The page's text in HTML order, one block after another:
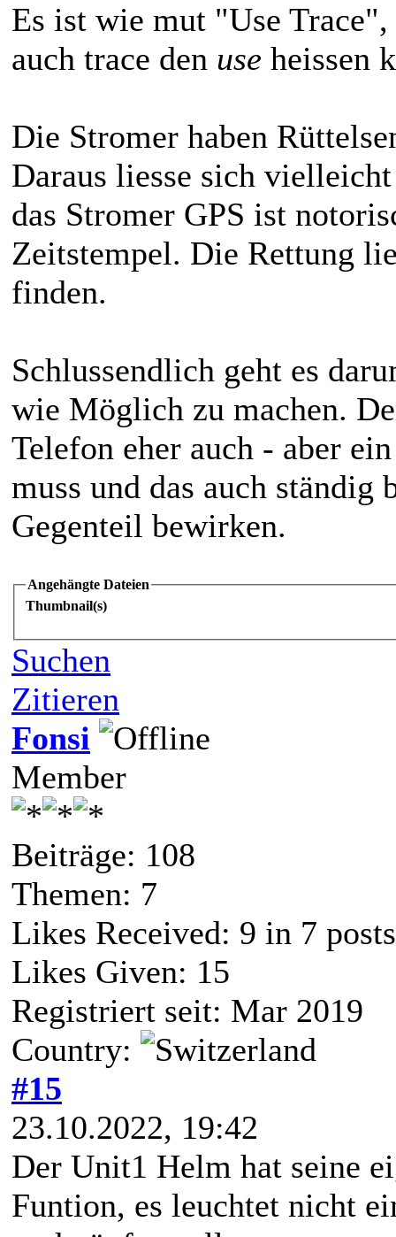
Es ist wie mut "Use
auch trace den use heissen
Die Stromer haben
Daraus liesse sich
das Stromer GPS ist
Zeitstempel. Die Rettung
finden.
Schlussendlich geht es
wie Möglich zu machen.
Telefon eher auch - aber
muss und das auch ständig
Gegenteil bewirken.
Angehängte Dateien
Thumbnail(s)
Suchen
Zitieren
Fonsi
Member
Beiträge: 108
Themen: 7
Likes Received: 9 in 7 posts
Likes Given: 15
Registriert seit: Mar 2019
Country:
#15
23.10.2022, 19:42
Der Unit1 Helm hat seine
Funtion, es leuchtet nicht